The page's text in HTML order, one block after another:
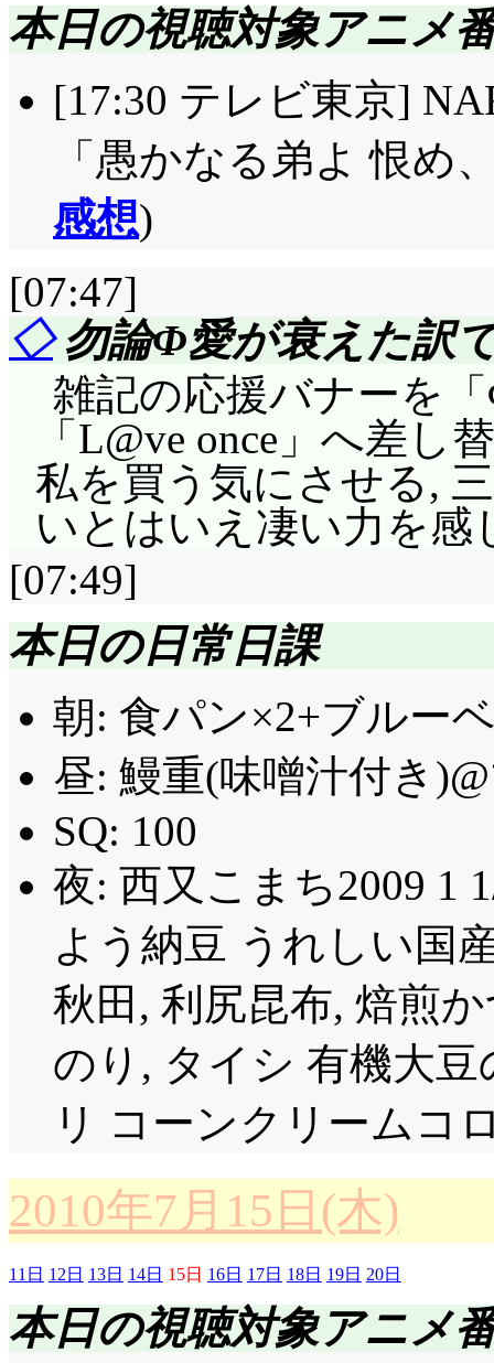
はない。この度ばか
い。だから答えよ, そ
はあるか?」「……あ
早いよね七花は。多分
とがめが語る七花八
の奥技・柳緑花紅の
害している』。構え
実が真庭蝶々へ語っ
必要な技や戦い方は
ことなんですね。で,
討すると。これで技
から, 新たなバリエー
戦場は御仏(刀大仏)
仏だこと。とがめの
の蝋燭をまったく同
と……凄い, 本当に凄
闇に目が馴れる事を
『目』を封じたと。
死角も何も関係あり
は仙術チャクラを(激
「どうやら私の考え
なんてそんなインチ
生命力を活性化する
て言って他人の強さ
ろうとするなんて」
さで戦ってきました
た素の七実が何より
花と六枝くらいしか
止めようとするとが
い出し, 澪の苺を奪っ
見て! 苺は取られちゃ
ゃうんだよ! それくら
ん!」「そ, それは悪
も判らないのにわざ
て和を連れて来るな
しいんですか(^^;;;
素直に告白しても結
りに律が殴られた)け
れた律に感謝する紬
凄く上手ね。優しい
し。男の子だったら
あ!? ……どー反応すり
ー!?」で, 希望通りの
ED2: “NO, Thank
好きになれる曲です
それはまあ許容。で,
レー持って何を描こ
しれないけど, 何を表
り判らないのがなあ
間しか出なくて, 最終
だもん。あの『HTT
ど, だとしたらあまり
いるようで。
CM: ぱんつじゃない
(^^;;;
本日の視聴対象アニメ
[17:30 テレビ東京]
「愚かなる弟よ 恨
感想)
[07:47]
◇勿論Φ愛が衰えた訳
雑記の応援バナーを
「L@ve once」へ差
私を買う気にさせる,
いとはいえ凄い力を感
[07:49]
本日の日常日課
朝: 食パン×2+ブルー
昼: 鰻重(味噌汁付き
SQ: 100
夜: 西又こまち2009 1
よう納豆 うれしい国
秋田, 利尻昆布, 焙煎
のり, タイシ 有機大
リ コーンクリームコ
2010年7月15日(木)
11日 12日 13日 14日 15日 16日 17日 18日 19日 20日
本日の視聴対象アニメ